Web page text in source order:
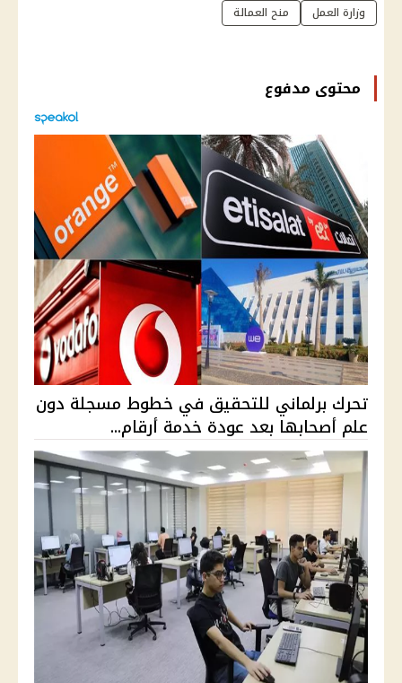
وزارة العمل
منح العمالة
محتوى مدفوع
تحرك برلماني للتحقيق في خطوط مسجلة دون
علم أصحابها بعد عودة خدمة أرقام...